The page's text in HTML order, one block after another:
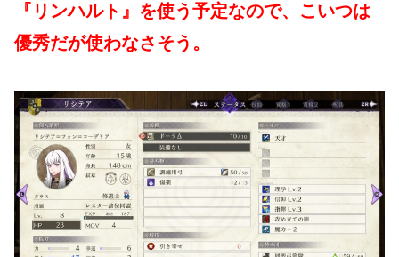
『リンハルト』を使う予定なので、こいつは
優秀だが使わなさそう。